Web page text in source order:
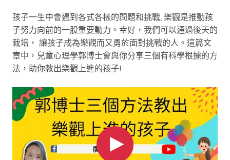
孩子一生中會遇到各式各樣的問題和挑戰, 樂觀是推動孩
子努力向前的一股重要動力。幸好，我們可以通過後天的
栽培， 讓孩子成為樂觀而又勇於面對挑戰的人。這篇文
章中，兒童心理學郭博士會與你分享三個有科學根據的方
法，助你教出樂觀上進的孩子!